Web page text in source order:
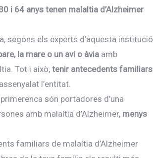
i 64 anys tenen malaltia d’Alzheimer
segons els experts d’aquesta institució
la mare o un avi o àvia amb
Tot i això, tenir antecedents familiars
l’entitat.
són portadores d’una
amb malaltia d’Alzheimer, menys
familiars de malaltia d’Alzheimer